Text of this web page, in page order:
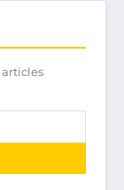
articles